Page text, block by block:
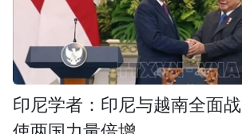
印尼学者：印尼与越南全面